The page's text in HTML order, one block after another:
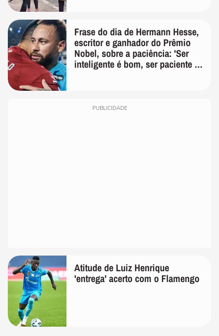
Frase do dia de Hermann Hesse,
escritor e ganhador do Prêmio
Nobel, sobre a paciência: 'Ser
inteligente é bom, ser paciente é
PUBLICIDADE
Atitude de Luiz Henrique
'entrega' acerto com o Flamengo